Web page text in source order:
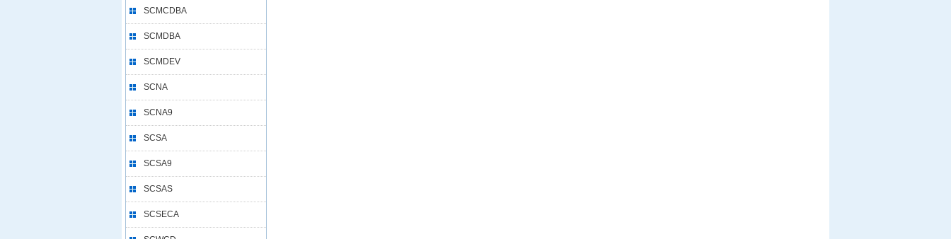
SCMCDBA
SCMDBA
SCMDEV
SCNA
SCNA9
SCSA
SCSA9
SCSAS
SCSECA